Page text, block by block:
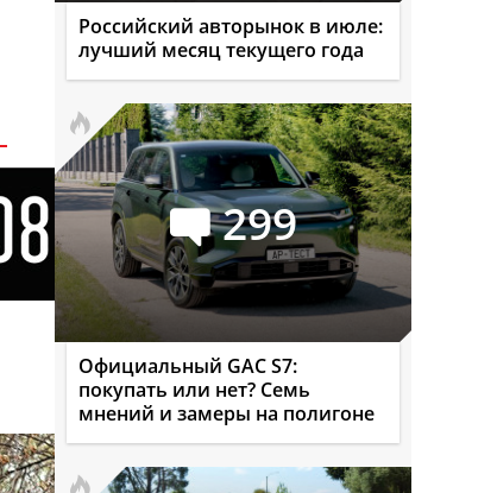
Российский авторынок в июле:
лучший месяц текущего года
299
Официальный GAC S7:
покупать или нет? Семь
мнений и замеры на полигоне